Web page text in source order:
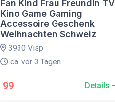
Fan Kind Frau Freundin TV
Kino Game Gaming
Accessoire Geschenk
Weihnachten Schweiz
3930 Visp
ca. vor 3 Tagen
99 Details